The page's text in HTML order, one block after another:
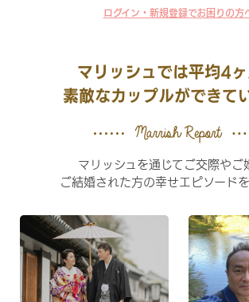
ログイン・新規登録でお困りの方
マリッシュでは平均4
素敵なカップルができて
マリッシュを通じてご交際やご
ご結婚された方の幸せエピソードを